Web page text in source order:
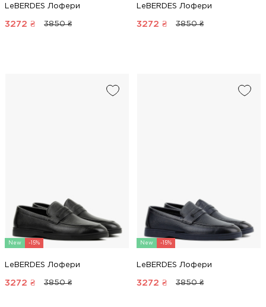
LeBERDES Лофери
3272 ₴ 3850 ₴
LeBERDES Лофери
3272 ₴ 3850 ₴
New -15%
LeBERDES Лофери
3272 ₴ 3850 ₴
New -15%
LeBERDES Лофери
3272 ₴ 3850 ₴